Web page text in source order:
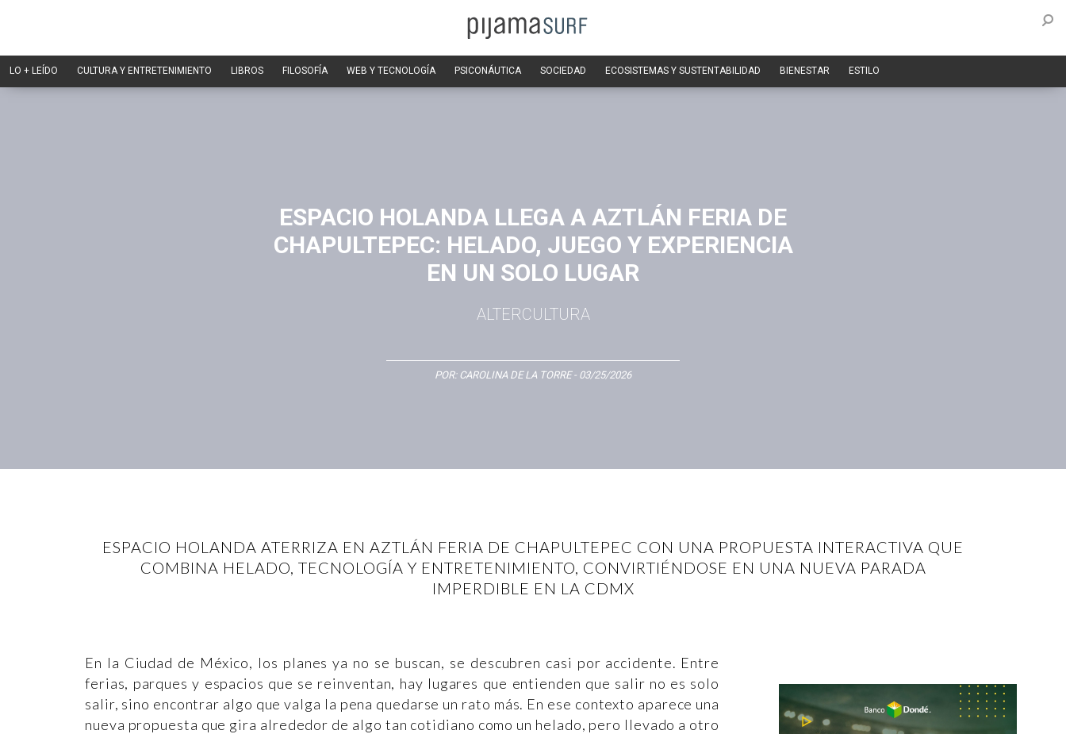
LO + LEÍDO CULTURA Y ENTRETENIMIENTO LIBROS FILOSOFÍA WEB Y TECNOLOGÍA PSICONÁUTICA SOCIEDAD ECOSISTEMAS Y SUSTENTABILIDAD BIENESTAR ESTILO
ESPACIO HOLANDA LLEGA A AZTLÁN FERIA DE
CHAPULTEPEC: HELADO, JUEGO Y EXPERIENCIA
EN UN SOLO LUGAR
ALTERCULTURA
POR: CAROLINA DE LA TORRE- 03/25/2026
ESPACIO HOLANDA ATERRIZA EN AZTLÁN FERIA DE CHAPULTEPEC CON UNA PROPUESTA INTERACTIVA QUE
COMBINA HELADO, TECNOLOGÍA Y ENTRETENIMIENTO, CONVIRTIÉNDOSE EN UNA NUEVA PARADA
IMPERDIBLE EN LA CDMX
En la Ciudad de México, los planes ya no se buscan, se descubren casi por accidente. Entre
ferias, parques y espacios que se reinventan, hay lugares que entienden que salir no es solo
salir, sino encontrar algo que valga la pena quedarse un rato más. En ese contexto aparece una
nueva propuesta que gira alrededor de algo tan cotidiano como un helado, pero llevado a otro